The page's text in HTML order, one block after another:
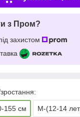
з Пром?
захистом
зростання:
155 см M-(12-14